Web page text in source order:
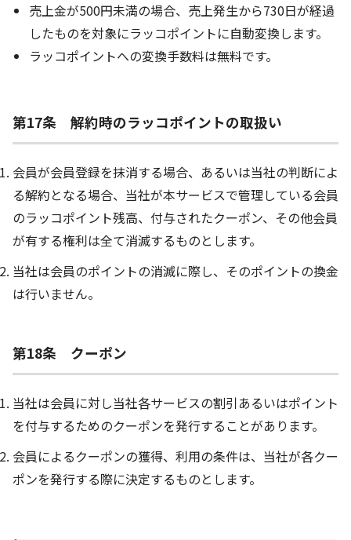
売上金が500円未満の場合、売上発生から730日が経過
したものを対象にラッコポイントに自動変換します。
ラッコポイントへの変換手数料は無料です。
第17条 解約時のラッコポイントの取扱い
会員が会員登録を抹消する場合、あるいは当社の判断によ
る解約となる場合、当社が本サービスで管理している会員
のラッコポイント残高、付与されたクーポン、その他会員
が有する権利は全て消滅するものとします。
当社は会員のポイントの消滅に際し、そのポイントの換金
は行いません。
第18条 クーポン
当社は会員に対し当社各サービスの割引あるいはポイント
を付与するためのクーポンを発行することがあります。
会員によるクーポンの獲得、利用の条件は、当社が各クー
ポンを発行する際に決定するものとします。